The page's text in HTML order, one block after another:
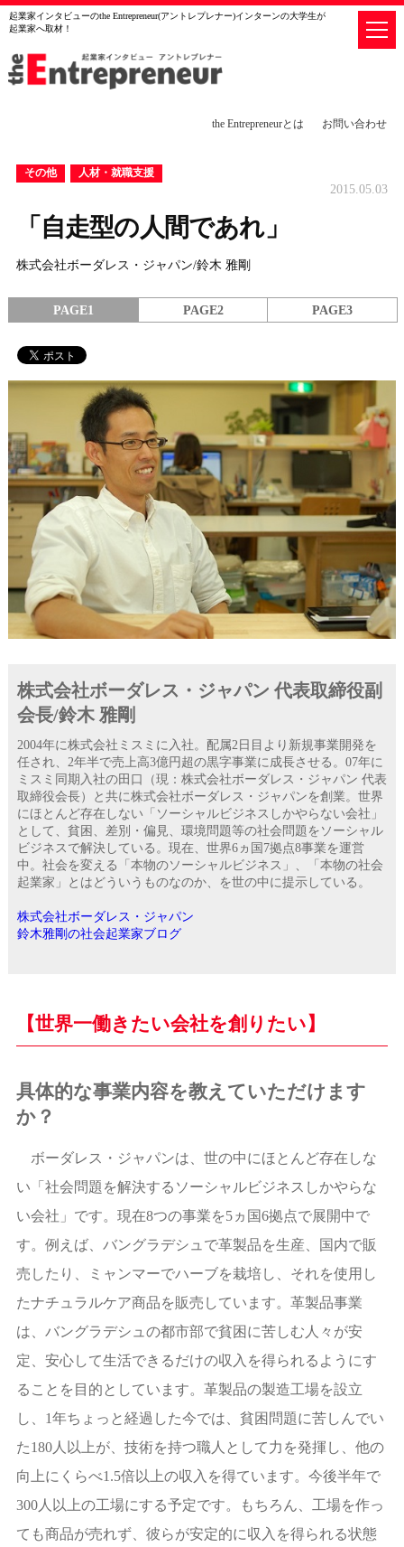
起業家インタビューのthe Entrepreneur(アントレプレナー)インターンの大学生が
起業家へ取材！
お問い合わせ
the Entrepreneurとは
その他 人材・就職支援
2015.05.03
「自走型の人間であれ」
株式会社ボーダレス・ジャパン/鈴木 雅剛
PAGE1 PAGE2 PAGE3
株式会社ボーダレス・ジャパン 代表取締役副
会長/鈴木 雅剛
2004年に株式会社ミスミに入社。配属2日目より新規事業開発を
任され、2年半で売上高3億円超の黒字事業に成長させる。07年に
ミスミ同期入社の田口（現：株式会社ボーダレス・ジャパン 代表
取締役会長）と共に株式会社ボーダレス・ジャパンを創業。世界
にほとんど存在しない「ソーシャルビジネスしかやらない会社」
として、貧困、差別・偏見、環境問題等の社会問題をソーシャル
ビジネスで解決している。現在、世界6ヵ国7拠点8事業を運営
中。社会を変える「本物のソーシャルビジネス」、「本物の社会
起業家」とはどういうものなのか、を世の中に提示している。
株式会社ボーダレス・ジャパン
鈴木雅剛の社会起業家ブログ
【世界一働きたい会社を創りたい】
具体的な事業内容を教えていただけます
か？
ボーダレス・ジャパンは、世の中にほとんど存在しな
い「社会問題を解決するソーシャルビジネスしかやらな
い会社」です。現在8つの事業を5ヵ国6拠点で展開中で
す。例えば、バングラデシュで革製品を生産、国内で販
売したり、ミャンマーでハーブを栽培し、それを使用し
たナチュラルケア商品を販売しています。革製品事業
は、バングラデシュの都市部で貧困に苦しむ人々が安
定、安心して生活できるだけの収入を得られるようにす
ることを目的としています。革製品の製造工場を設立
し、1年ちょっと経過した今では、貧困問題に苦しんでい
た180人以上が、技術を持つ職人として力を発揮し、他の
向上にくらべ1.5倍以上の収入を得ています。今後半年で
300人以上の工場にする予定です。もちろん、工場を作っ
ても商品が売れず、彼らが安定的に収入を得られる状態